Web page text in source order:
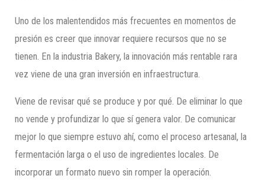
Uno de los malentendidos más frecuentes en momentos de
presión es creer que innovar requiere recursos que no se
tienen. En la industria Bakery, la innovación más rentable rara
vez viene de una gran inversión en infraestructura.
Viene de revisar qué se produce y por qué. De eliminar lo que
no vende y profundizar lo que sí genera valor. De comunicar
mejor lo que siempre estuvo ahí, como el proceso artesanal, la
fermentación larga o el uso de ingredientes locales. De
incorporar un formato nuevo sin romper la operación.